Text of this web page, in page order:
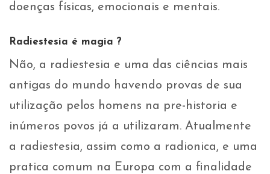
doenças físicas, emocionais e mentais.
Radiestesia é magia ?
Não, a radiestesia e uma das ciências mais
antigas do mundo havendo provas de sua
utilização pelos homens na pre-historia e
inúmeros povos já a utilizaram. Atualmente
a radiestesia, assim como a radionica, e uma
pratica comum na Europa com a finalidade